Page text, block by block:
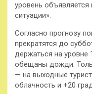
уровень
ситуации».
Согласно прогнозу
прекратятся до
держаться на уровне
обещаны дожди.
— на выходные
облачность и +20